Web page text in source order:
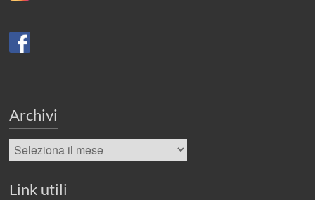
Archivi
Archivi
Link utili